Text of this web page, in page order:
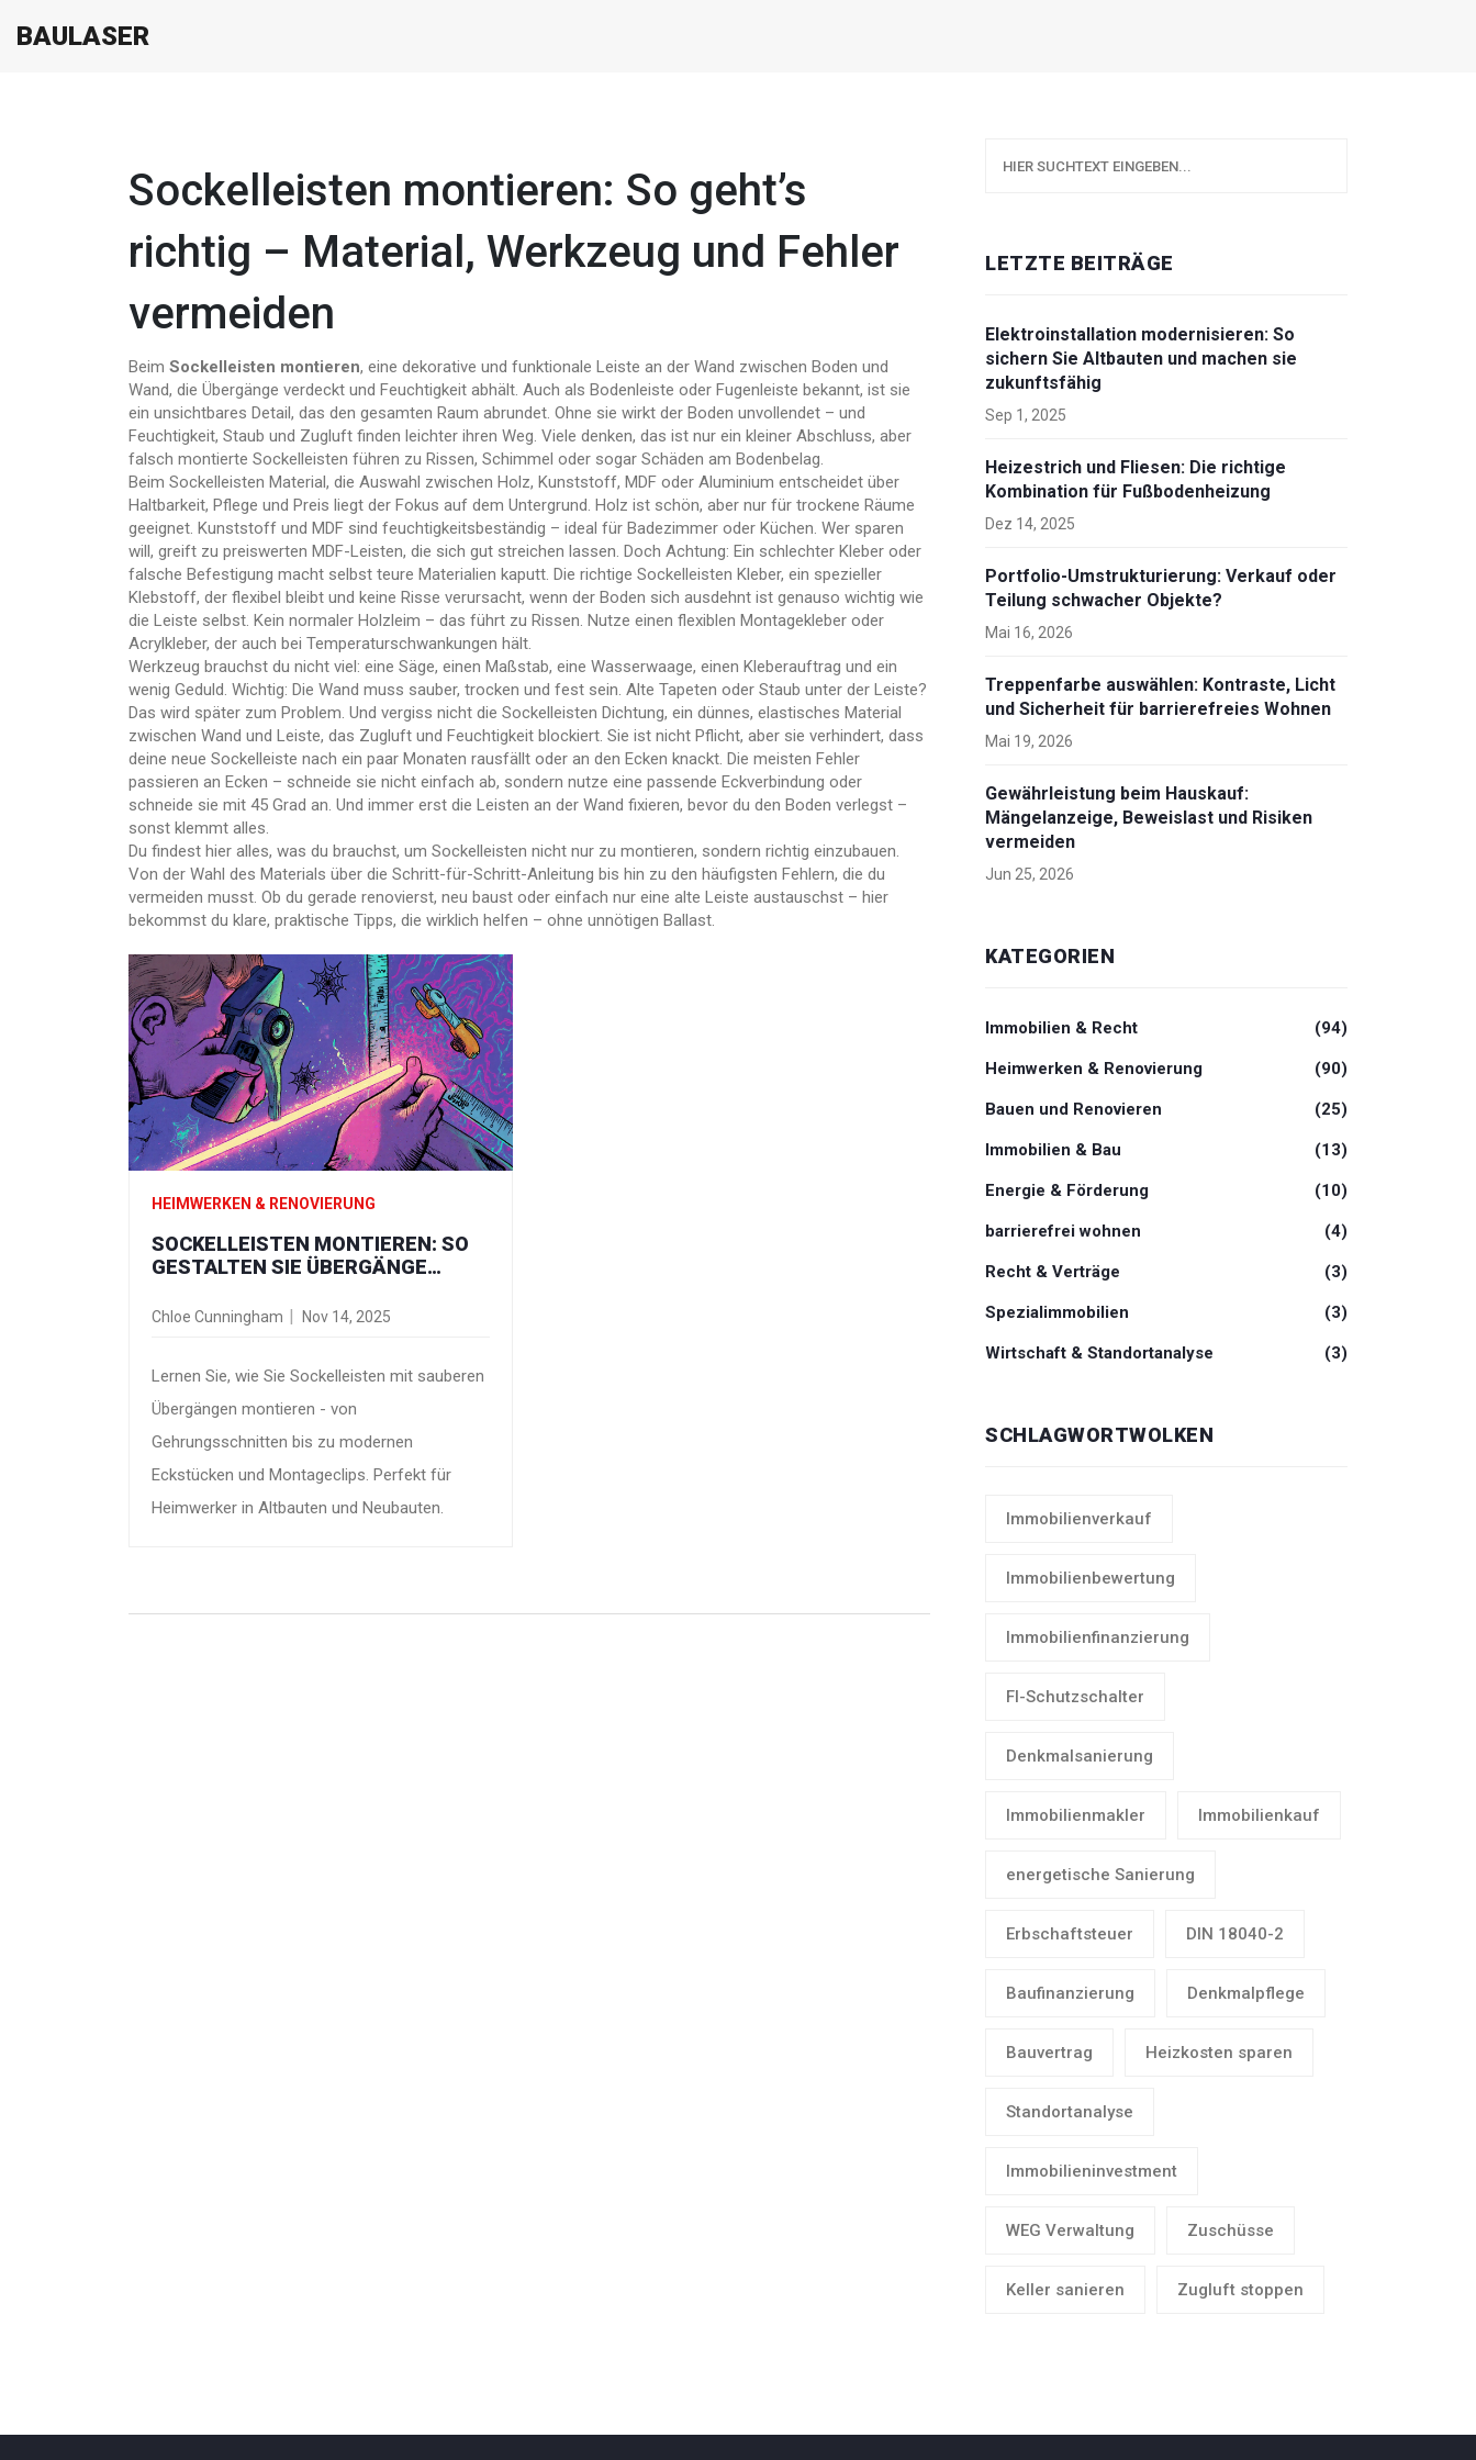
BAULASER
Sockelleisten montieren: So geht’s
richtig – Material, Werkzeug und Fehler
vermeiden
Beim Sockelleisten montieren, eine dekorative und funktionale Leiste an der Wand zwischen Boden und
Wand, die Übergänge verdeckt und Feuchtigkeit abhält. Auch als Bodenleiste oder Fugenleiste bekannt, ist sie
ein unsichtbares Detail, das den gesamten Raum abrundet. Ohne sie wirkt der Boden unvollendet – und
Feuchtigkeit, Staub und Zugluft finden leichter ihren Weg. Viele denken, das ist nur ein kleiner Abschluss, aber
falsch montierte Sockelleisten führen zu Rissen, Schimmel oder sogar Schäden am Bodenbelag.
Beim Sockelleisten Material, die Auswahl zwischen Holz, Kunststoff, MDF oder Aluminium entscheidet über
Haltbarkeit, Pflege und Preis liegt der Fokus auf dem Untergrund. Holz ist schön, aber nur für trockene Räume
geeignet. Kunststoff und MDF sind feuchtigkeitsbeständig – ideal für Badezimmer oder Küchen. Wer sparen
will, greift zu preiswerten MDF-Leisten, die sich gut streichen lassen. Doch Achtung: Ein schlechter Kleber oder
falsche Befestigung macht selbst teure Materialien kaputt. Die richtige Sockelleisten Kleber, ein spezieller
Klebstoff, der flexibel bleibt und keine Risse verursacht, wenn der Boden sich ausdehnt ist genauso wichtig wie
die Leiste selbst. Kein normaler Holzleim – das führt zu Rissen. Nutze einen flexiblen Montagekleber oder
Acrylkleber, der auch bei Temperaturschwankungen hält.
Werkzeug brauchst du nicht viel: eine Säge, einen Maßstab, eine Wasserwaage, einen Kleberauftrag und ein
wenig Geduld. Wichtig: Die Wand muss sauber, trocken und fest sein. Alte Tapeten oder Staub unter der Leiste?
Das wird später zum Problem. Und vergiss nicht die Sockelleisten Dichtung, ein dünnes, elastisches Material
zwischen Wand und Leiste, das Zugluft und Feuchtigkeit blockiert. Sie ist nicht Pflicht, aber sie verhindert, dass
deine neue Sockelleiste nach ein paar Monaten rausfällt oder an den Ecken knackt. Die meisten Fehler
passieren an Ecken – schneide sie nicht einfach ab, sondern nutze eine passende Eckverbindung oder
schneide sie mit 45 Grad an. Und immer erst die Leisten an der Wand fixieren, bevor du den Boden verlegst –
sonst klemmt alles.
Du findest hier alles, was du brauchst, um Sockelleisten nicht nur zu montieren, sondern richtig einzubauen.
Von der Wahl des Materials über die Schritt-für-Schritt-Anleitung bis hin zu den häufigsten Fehlern, die du
vermeiden musst. Ob du gerade renovierst, neu baust oder einfach nur eine alte Leiste austauschst – hier
bekommst du klare, praktische Tipps, die wirklich helfen – ohne unnötigen Ballast.
HEIMWERKEN & RENOVIERUNG
SOCKELLEISTEN MONTIEREN: SO
GESTALTEN SIE ÜBERGÄNGE
Chloe Cunningham Nov 14, 2025
Lernen Sie, wie Sie Sockelleisten mit sauberen
Übergängen montieren - von
Gehrungsschnitten bis zu modernen
Eckstücken und Montageclips. Perfekt für
Heimwerker in Altbauten und Neubauten.
LETZTE BEITRÄGE
Elektroinstallation modernisieren: So
sichern Sie Altbauten und machen sie
zukunftsfähig
Sep 1, 2025
Heizestrich und Fliesen: Die richtige
Kombination für Fußbodenheizung
Dez 14, 2025
Portfolio-Umstrukturierung: Verkauf oder
Teilung schwacher Objekte?
Mai 16, 2026
Treppenfarbe auswählen: Kontraste, Licht
und Sicherheit für barrierefreies Wohnen
Mai 19, 2026
Gewährleistung beim Hauskauf:
Mängelanzeige, Beweislast und Risiken
vermeiden
Jun 25, 2026
KATEGORIEN
Immobilien & Recht (94)
Heimwerken & Renovierung (90)
Bauen und Renovieren (25)
Immobilien & Bau (13)
Energie & Förderung (10)
barrierefrei wohnen (4)
Recht & Verträge (3)
Spezialimmobilien (3)
Wirtschaft & Standortanalyse (3)
SCHLAGWORTWOLKEN
Immobilienverkauf
Immobilienbewertung
Immobilienfinanzierung
FI-Schutzschalter
Denkmalsanierung
Immobilienmakler Immobilienkauf
energetische Sanierung
Erbschaftsteuer DIN 18040-2
Baufinanzierung Denkmalpflege
Bauvertrag Heizkosten sparen
Standortanalyse
Immobilieninvestment
WEG Verwaltung Zuschüsse
Keller sanieren Zugluft stoppen